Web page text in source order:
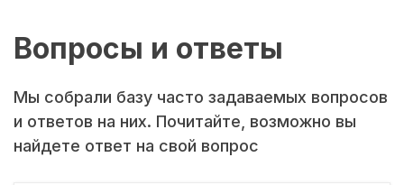
Вопросы и ответы
Мы собрали базу часто задаваемых вопросов
и ответов на них. Почитайте, возможно вы
найдете ответ на свой вопрос